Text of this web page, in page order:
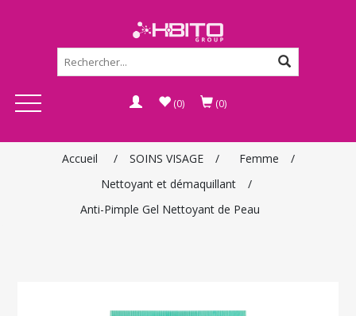
(0) (0)
Accueil / SOINS VISAGE / Femme
/
Nettoyant et démaquillant
/
Anti-Pimple Gel Nettoyant de Peau